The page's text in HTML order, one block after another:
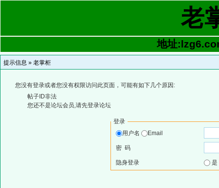
老
地址
提示信息 » 老掌柜
您没有登录或者您没有权限访问此页面，可能有如下几个原因:
帖子ID非法
您还不是论坛会员,请先登录论坛
登录
用户名
Email
密 码
隐身登录